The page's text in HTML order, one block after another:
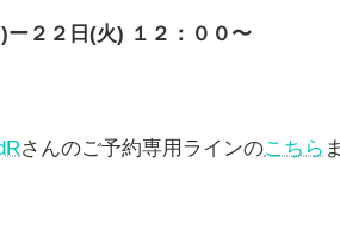
ー２２日(火) １２：００〜
さんのご予約専用ラインのこちら